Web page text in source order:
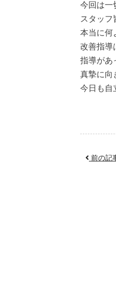
今回は一
スタッフ
本当に何
改善指導
指導があ
真摯に向
今日も自
前の記